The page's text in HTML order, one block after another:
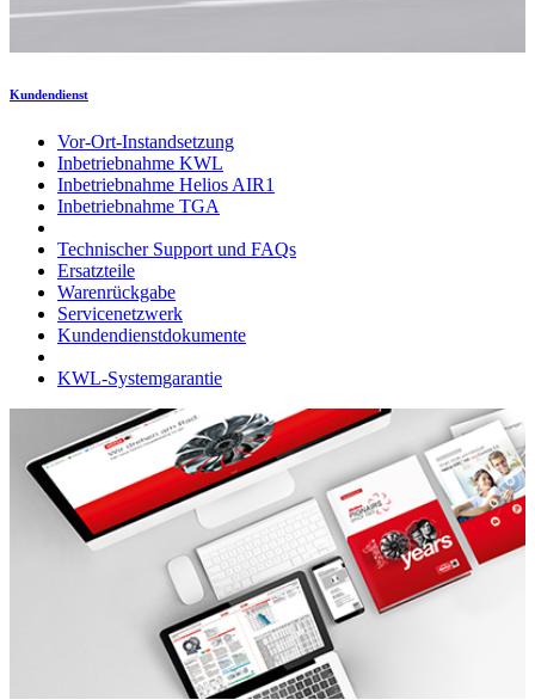
Kundendienst
Vor-Ort-Instandsetzung
Inbetriebnahme KWL
Inbetriebnahme Helios AIR1
Inbetriebnahme TGA
Technischer Support und FAQs
Ersatzteile
Warenrückgabe
Servicenetzwerk
Kundendienstdokumente
KWL-Systemgarantie